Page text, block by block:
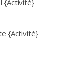
{Activité}
{Activité}